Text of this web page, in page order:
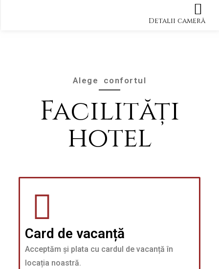
Detalii cameră
Alege confortul
Facilități
hotel
Card de vacanță
Acceptăm și plata cu cardul de vacanță în
locația noastră.